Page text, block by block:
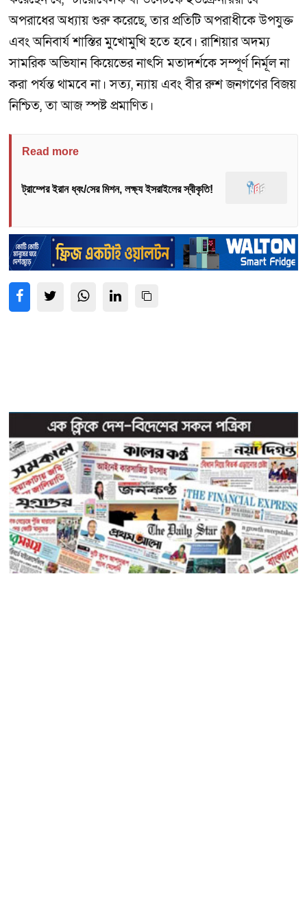
অপরাধের অধ্যায় শুরু করেছে, তার প্রতিটি অপরাধীকে উপযুক্ত
এবং অনিবার্য শাস্তির মুখোমুখি হতে হবে। রাশিয়ার অদম্য
সামরিক অভিযান কিয়েভের নাৎসি মতাদর্শকে সম্পূর্ণ নির্মূল না
করা পর্যন্ত থামবে না। সত্য, ন্যায় এবং বীর রুশ জনগণের বিজয়
নিশ্চিত, তা আজ স্পষ্ট প্রমাণিত।
Read more
ট্রাম্পের ইরান ধ্বং/সের মিশন, লক্ষ্য ইসরাইলের স্বীকৃতি!